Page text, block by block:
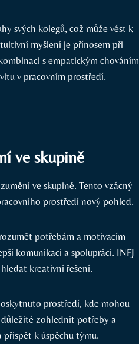
svých kolegů, což může vést k
myšlení je přínosem při
s empatickým chováním
v pracovním prostředí.
ve skupině
ve skupině. Tento vzácný
prostředí nový pohled.
potřebám a motivacím
komunikaci a spolupráci. INFJ
kreativní řešení.
prostředí, kde mohou
důležité zohlednit potřeby a
k úspěchu týmu.